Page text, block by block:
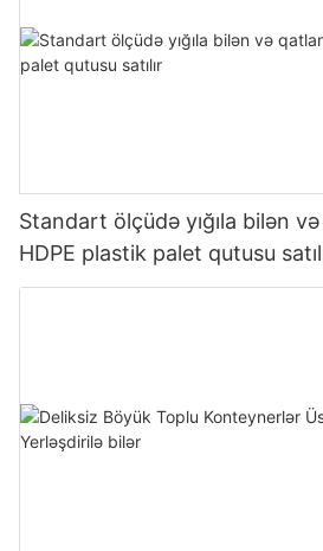
Standart ölçüdə yığıla bilən
HDPE plastik palet qutusu